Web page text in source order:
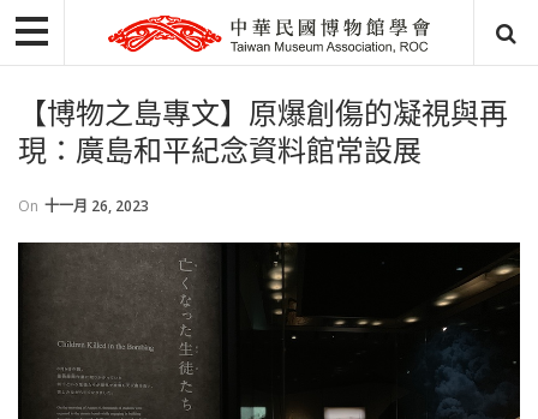
【博物之島專文】原爆創傷的凝視與再
現：廣島和平紀念資料館常設展
On 十一月 26, 2023